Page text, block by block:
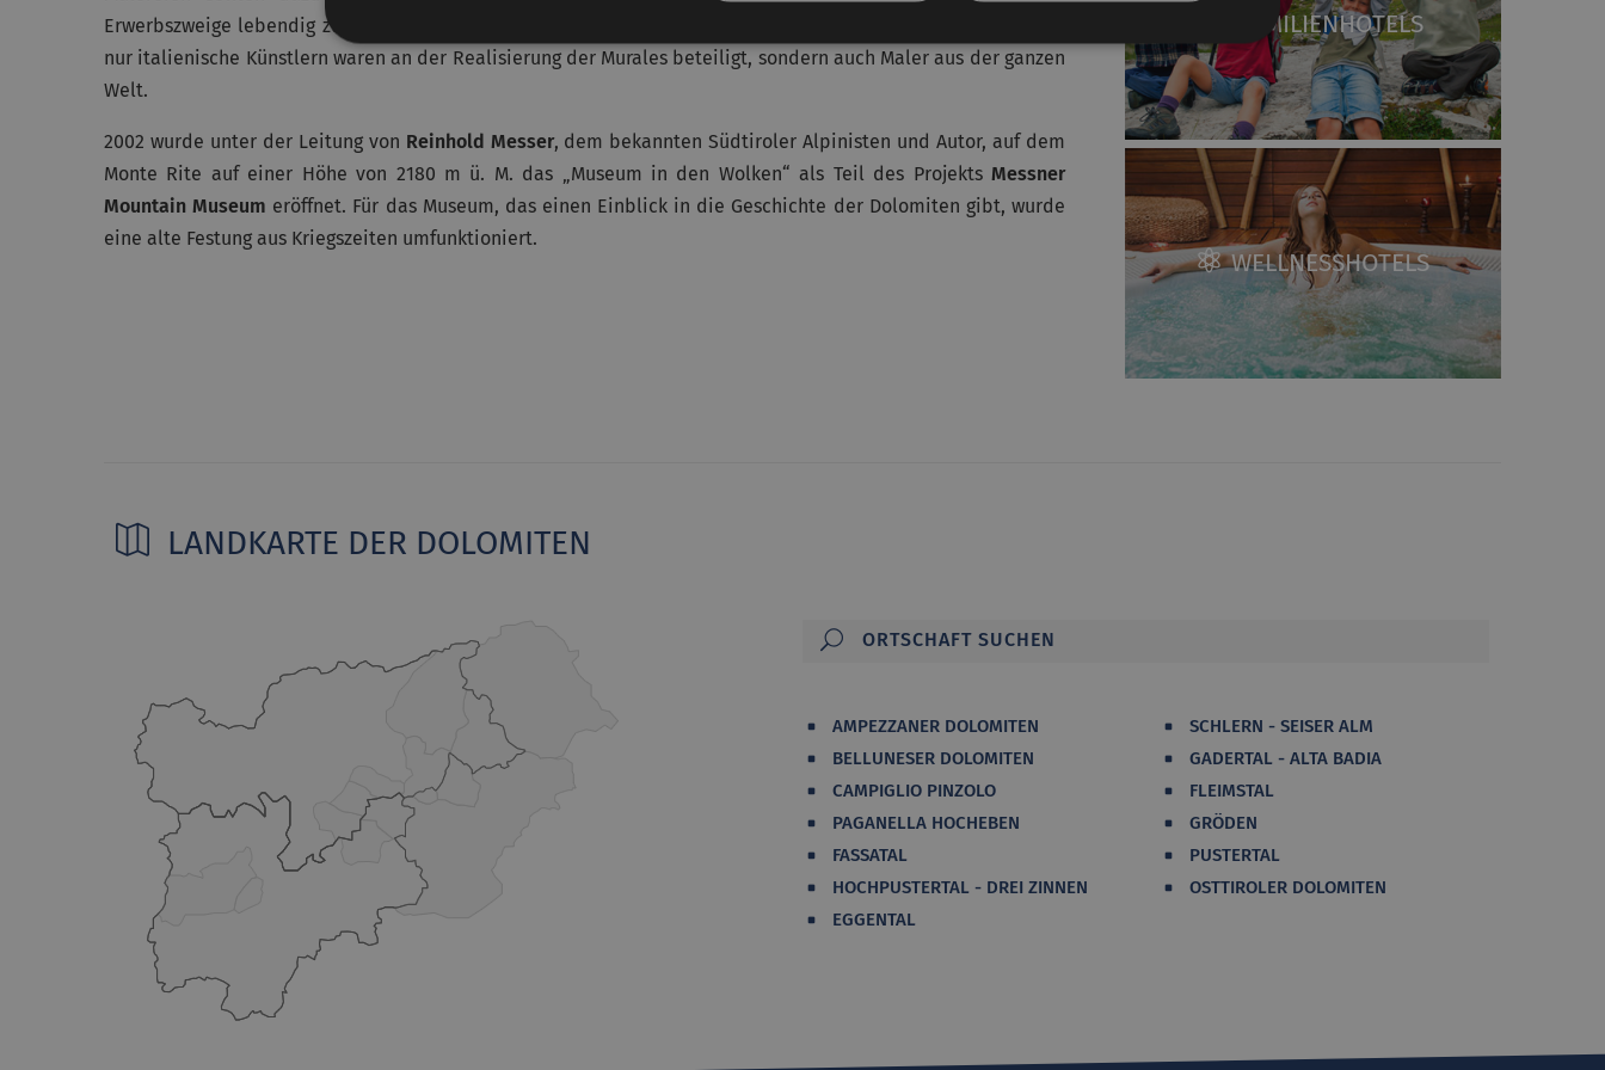
FAMILIENHOTELS
WELLNESSHOTELS
Erwerbszweige lebendig zu halten und als eine Art kollektives Gedächtnis allen zugänglich zu machen. Nicht
nur italienische Künstlern waren an der Realisierung der Murales beteiligt, sondern auch Maler aus der ganzen
Welt.
2002 wurde unter der Leitung von Reinhold Messer, dem bekannten Südtiroler Alpinisten und Autor, auf dem
Monte Rite auf einer Höhe von 2180 m ü. M. das „Museum in den Wolken“ als Teil des Projekts Messner
Mountain Museum eröffnet. Für das Museum, das einen Einblick in die Geschichte der Dolomiten gibt, wurde
eine alte Festung aus Kriegszeiten umfunktioniert.
LANDKARTE DER DOLOMITEN
AMPEZZANER DOLOMITEN
BELLUNESER DOLOMITEN
CAMPIGLIO PINZOLO
PAGANELLA HOCHEBEN
FASSATAL
HOCHPUSTERTAL - DREI ZINNEN
EGGENTAL
SCHLERN - SEISER ALM
GADERTAL - ALTA BADIA
FLEIMSTAL
GRÖDEN
PUSTERTAL
OSTTIROLER DOLOMITEN